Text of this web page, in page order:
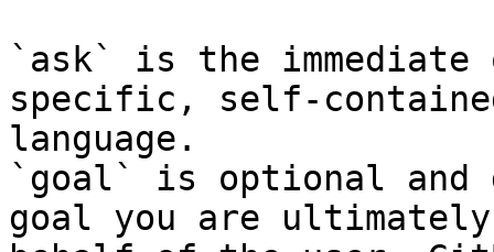
`ask` is the
specific, self-
language.
`goal` is optional and
goal you are